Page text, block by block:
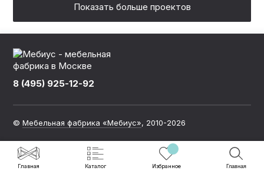
Показать больше проектов
8 (495) 925-12-92
©Мебельная фабрика «Мебиус», 2010-2026
Политика обработки персональных данных
Главная Каталог Избранное Главная